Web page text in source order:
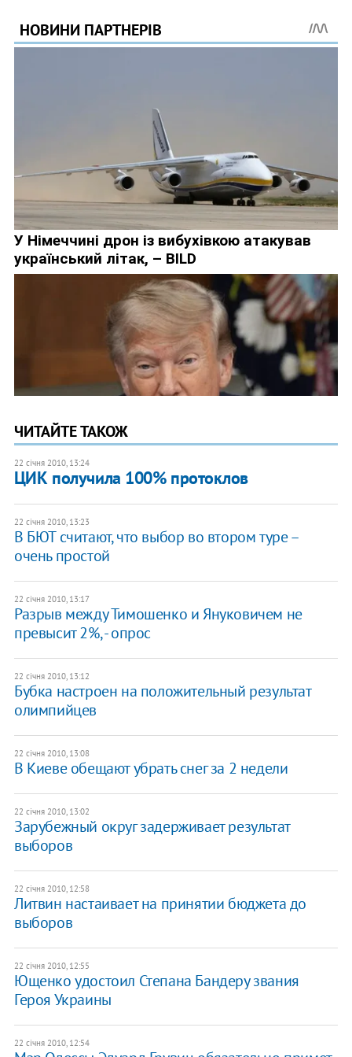
ЧИТАЙТЕ ТАКОЖ
22 січня 2010, 13:24
ЦИК получила 100% протоклов
22 січня 2010, 13:23
В БЮТ считают, что выбор во втором туре –
очень простой
22 січня 2010, 13:17
Разрыв между Тимошенко и Януковичем не
превысит 2%, - опрос
22 січня 2010, 13:12
Бубка настроен на положительный результат
олимпийцев
22 січня 2010, 13:08
В Киеве обещают убрать снег за 2 недели
22 січня 2010, 13:02
Зарубежный округ задерживает результат
выборов
22 січня 2010, 12:58
Литвин настаивает на принятии бюджета до
выборов
22 січня 2010, 12:55
Ющенко удостоил Степана Бандеру звания
Героя Украины
22 січня 2010, 12:54